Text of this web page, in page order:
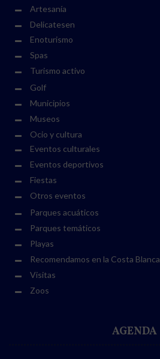
Artesanía
Delicatesen
Enoturismo
Spas
Turismo activo
Golf
Municipios
Museos
Ocio y cultura
Eventos culturales
Eventos deportivos
Fiestas
Otros eventos
Parques acuáticos
Parques temáticos
Playas
Recomendamos en la Costa Blanca
Visitas
Zoos
AGENDA